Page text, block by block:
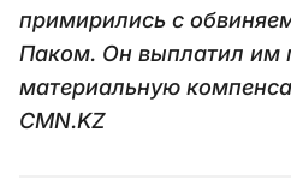
примирились с
Паком. Он выплатил им
материальную
CMN.KZ